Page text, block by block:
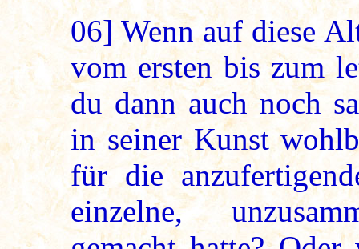
06] Wenn auf diese
vom ersten bis zum
du dann auch noch
in seiner Kunst
für die
einzelne,